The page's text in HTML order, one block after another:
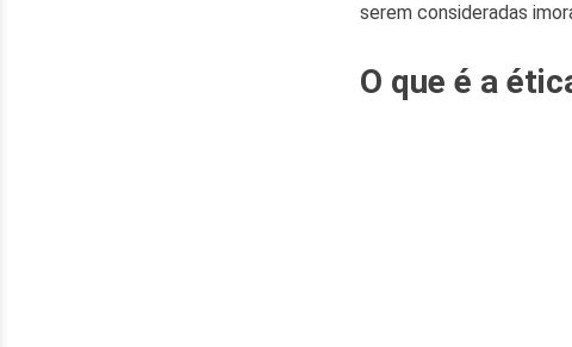
serem consideradas
O que é a